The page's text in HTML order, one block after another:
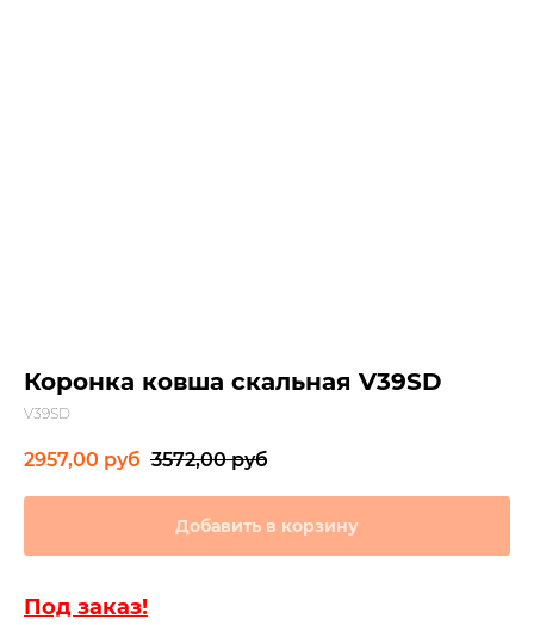
Коронка ковша скальная V39SD
V39SD
2957,00 руб 3572,00 руб
Добавить в корзину
Под заказ!